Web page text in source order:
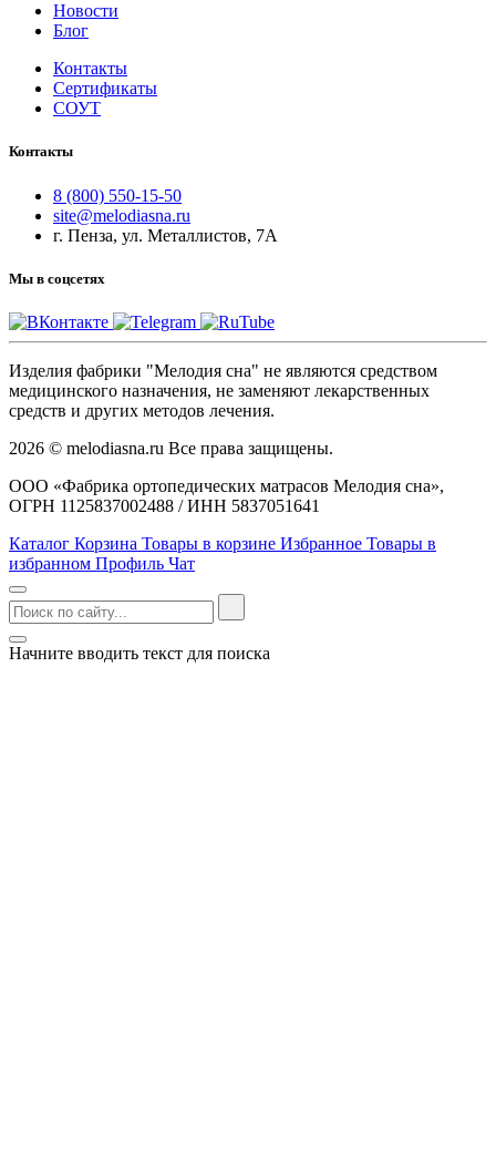
Новости
Блог
Контакты
Сертификаты
СОУТ
Контакты
8 (800) 550-15-50
site@melodiasna.ru
г. Пенза, ул. Металлистов, 7А
Мы в соцсетях
Изделия фабрики "Мелодия сна" не являются средством
медицинского назначения, не заменяют лекарственных
средств и других методов лечения.
2026 © melodiasna.ru Все права защищены.
ООО «Фабрика ортопедических матрасов Мелодия сна»,
ОГРН 1125837002488 / ИНН 5837051641
Каталог Корзина Товары в корзине Избранное Товары в
избранном Профиль Чат
Начните вводить текст для поиска